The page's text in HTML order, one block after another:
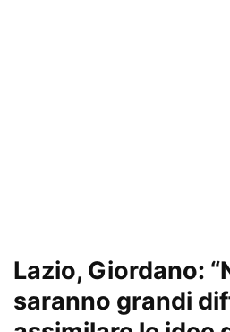
Lazio, Giordano:
saranno grandi